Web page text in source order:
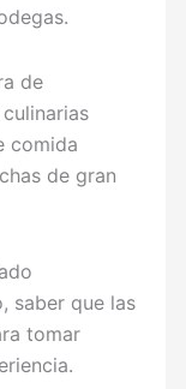
de
comida
de gran
saber que las
tomar